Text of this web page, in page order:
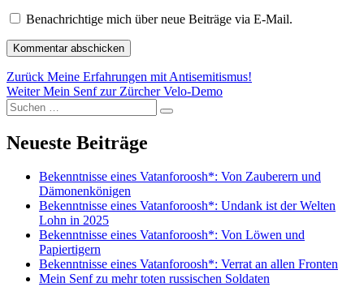
Benachrichtige mich über neue Beiträge via E-Mail.
Beitragsnavigation
Zurück Vorheriger
Beitrag:
Meine Erfahrungen mit Antisemitismus!
Weiter Nächster
Beitrag:
Mein Senf zur Zürcher Velo-Demo
Suchen
nach:
Suchen
Neueste Beiträge
Bekenntnisse eines Vatanforoosh*: Von Zauberern und
Dämonenkönigen
Bekenntnisse eines Vatanforoosh*: Undank ist der Welten
Lohn in 2025
Bekenntnisse eines Vatanforoosh*: Von Löwen und
Papiertigern
Bekenntnisse eines Vatanforoosh*: Verrat an allen Fronten
Mein Senf zu mehr toten russischen Soldaten